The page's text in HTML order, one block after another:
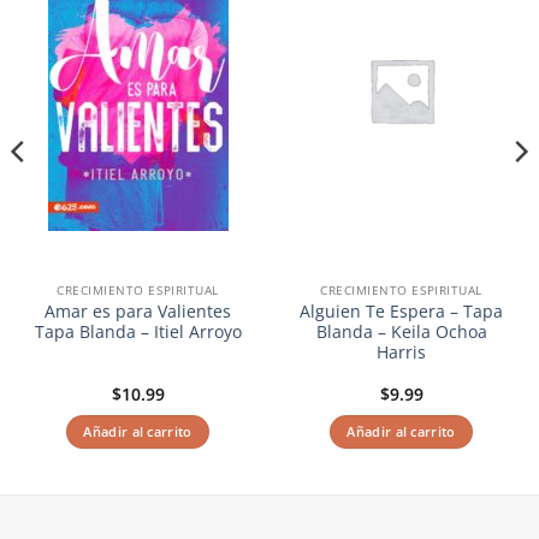
deseos
CRECIMIENTO ESPIRITUAL
Amar es para Valientes
Tapa Blanda – Itiel Arroyo
$10.99
Añadir al carrito
CRECIMIENTO ESPIRITUAL
Alguien Te Espera – Tapa
Blanda – Keila Ochoa
Harris
$9.99
Añadir al carrito